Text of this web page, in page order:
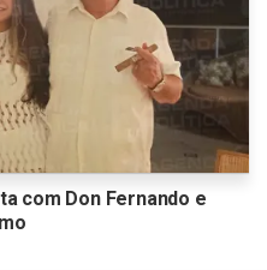
com Don Fernando e